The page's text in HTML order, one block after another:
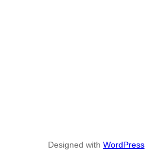
Designed with WordPress